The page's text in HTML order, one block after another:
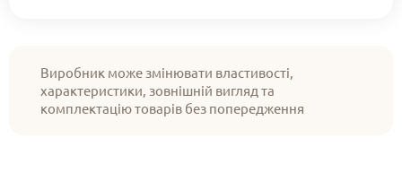
Виробник може змінювати властивості,
характеристики, зовнішній вигляд та
комплектацію товарів без попередження